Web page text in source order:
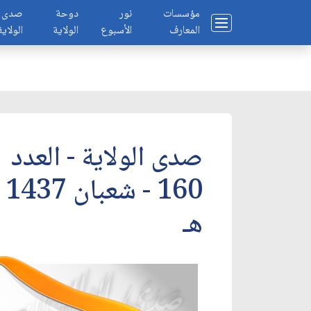
مؤسسات
المعارف
نور
الأسبوع
دوحة
الولاية
صدى
صدى الولاية - العدد
160 - شعبان 1437
هـ